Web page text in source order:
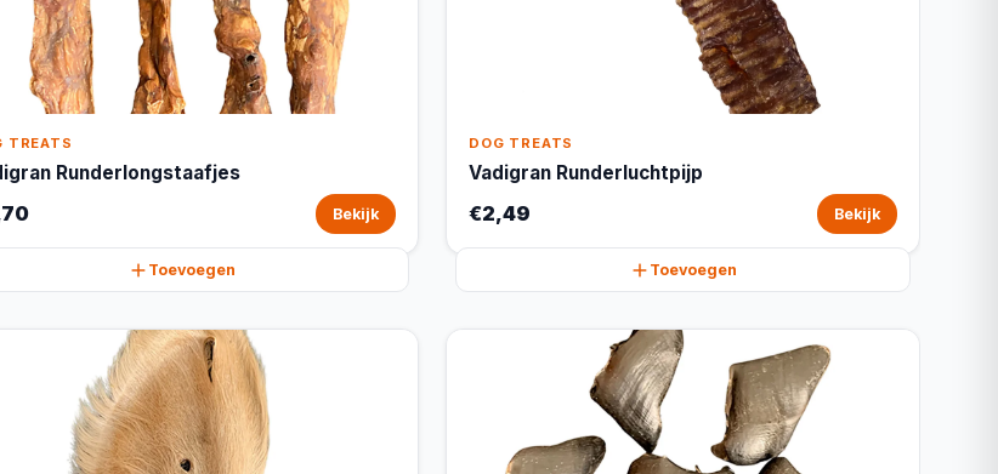
TREATS
Runderlongstaafjes
Bekijk
Toevoegen
DOG TREATS
Vadigran Runderluchtpijp
€2,49 Bekijk
Toevoegen